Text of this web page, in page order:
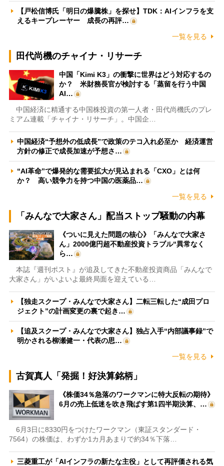
【戸松信博氏「明日の爆騰株」を探せ】TDK：AIインフラを支
えるキープレーヤー 成長の再評…
一覧を見る
田代尚機のチャイナ・リサーチ
中国「Kimi K3」の衝撃に世界はどう対応するの
か？ 米財務長官が検討する「蒸留を行う中国
AI…
中国経済に精通する中国株投資の第一人者・田代尚機氏のプレ
ミアム連載「チャイナ・リサーチ」。中国企…
中国経済“予想外の低成長”で政策のテコ入れ必至か 経済運営
方針の修正で成長加速が予想さ…
“AI革命”で爆発的な需要拡大が見込まれる「CXO」とは何
か？ 高い競争力を持つ中国の医薬品…
一覧を見る
「みんなで大家さん」配当ストップ騒動の内幕
《ついに見えた問題の核心》「みんなで大家さ
ん」2000億円超不動産投資トラブル“異常なく
ら…
本誌『週刊ポスト』が追及してきた不動産投資商品「みんなで
大家さん」がいよいよ最終局面を迎えている…
【独走スクープ・みんなで大家さん】二転三転した“成田プロ
ジェクト”の計画変更の裏で起き…
【追及スクープ・みんなで大家さん】独占入手“内部議事録”で
明かされる柳瀬健一・代表の思…
一覧を見る
古賀真人「発掘！好決算銘柄」
《株価34％急落のワークマンに特大反転の期待》
6月の売上低迷を吹き飛ばす第1四半期決算、…
6月3日に8330円をつけたワークマン（東証スタンダード・
7564）の株価は、わずか1カ月あまりで約34％下落…
三菱重工が「AIインフラの新たな主役」として再評価される気